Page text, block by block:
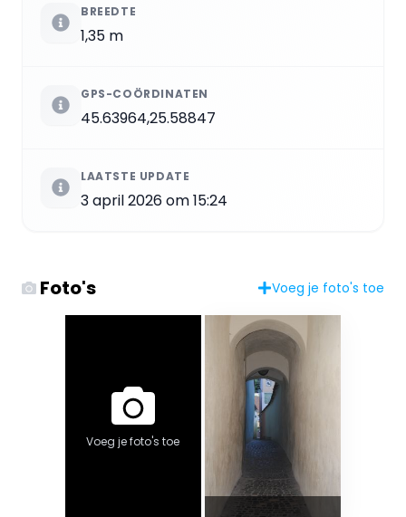
BREEDTE
1,35 m
GPS-COÖRDINATEN
45.63964,25.58847
LAATSTE UPDATE
3 april 2026 om 15:24
Foto's Voeg je foto's toe
Voeg je foto's toe